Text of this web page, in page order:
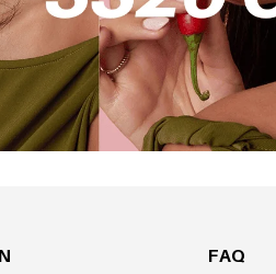
FAQ